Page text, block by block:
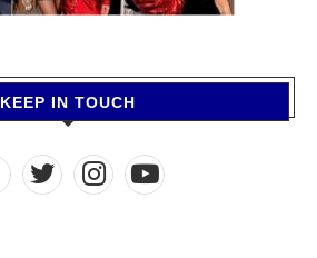
KEEP IN TOUCH